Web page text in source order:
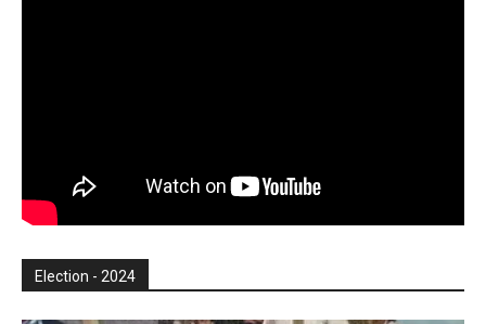
Election - 2024